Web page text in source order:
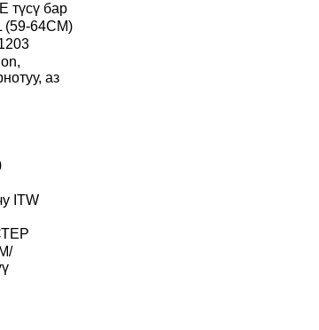
түсү бар
(59-64CM)
аз
ITW